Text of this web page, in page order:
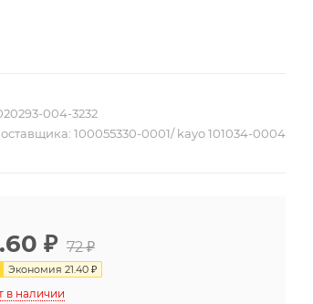
004-3232
100055330-0001/ kayo 101034-0004
₽ 72 ₽
Экономия 21.40 ₽
в наличии